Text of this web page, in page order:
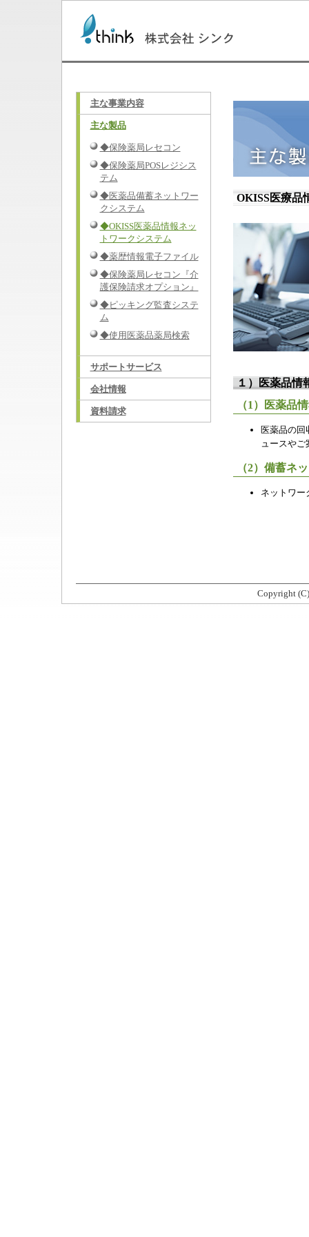
OKISS医療品
１）医薬品情
（1）医薬品
医薬品の回
ュースやご
（2）備蓄ネ
ネットワー
主な事業内容
主な製品
◆保険薬局レセコン
◆保険薬局POSレジシス
テム
◆医薬品備蓄ネットワー
クシステム
◆OKISS医薬品情報ネッ
トワークシステム
◆薬歴情報電子ファイル
◆保険薬局レセコン『介
護保険請求オプション』
◆ピッキング監査システ
ム
◆使用医薬品薬局検索
サポートサービス
会社情報
資料請求
Copyright